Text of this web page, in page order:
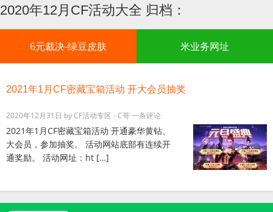
2020年12月CF活动大全 归档：
6元裁决-绿豆皮肤 米业务网址
2021年1月CF密藏宝箱活动 开大会员抽奖
2020年12月31日 byCF活动专区 - C哥一条评论
2021年1月CF密藏宝箱活动 开通豪华黄钻、
大会员，参加抽奖。 活动网站底部有连续开
通奖励。 活动网址：ht […]